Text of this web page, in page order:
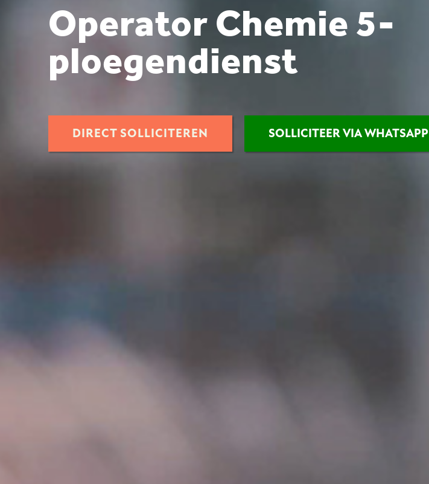
Operator Chemie 5-
ploegendienst
DIRECT SOLLICITEREN SOLLICITEER VIA WHATSAPP